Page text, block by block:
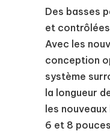
Des basses
et
Avec les
conception
système
la longueur
les
6 et 8